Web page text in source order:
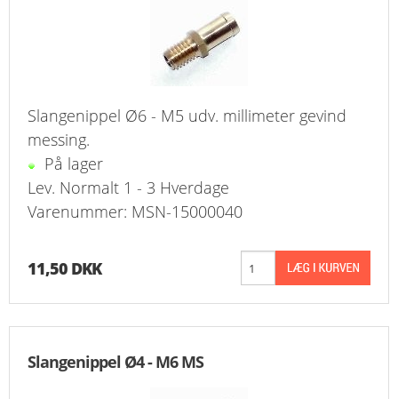
Slangenippel Ø6 - M5 udv. millimeter gevind
messing.
På lager
Lev. Normalt 1 - 3 Hverdage
Varenummer: MSN-15000040
11,50 DKK
Slangenippel Ø4 - M6 MS